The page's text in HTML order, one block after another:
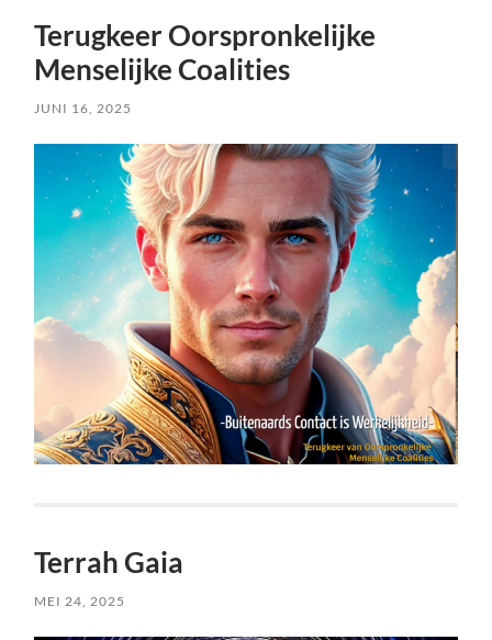
Terugkeer Oorspronkelijke
Menselijke Coalities
JUNI 16, 2025
Terrah Gaia
MEI 24, 2025